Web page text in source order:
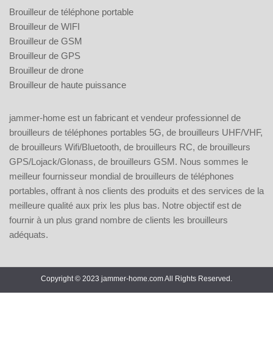
Brouilleur de téléphone portable
Brouilleur de WIFI
Brouilleur de GSM
Brouilleur de GPS
Brouilleur de drone
Brouilleur de haute puissance
jammer-home est un fabricant et vendeur professionnel de
brouilleurs de téléphones portables 5G, de brouilleurs UHF/VHF,
de brouilleurs Wifi/Bluetooth, de brouilleurs RC, de brouilleurs
GPS/Lojack/Glonass, de brouilleurs GSM. Nous sommes le
meilleur fournisseur mondial de brouilleurs de téléphones
portables, offrant à nos clients des produits et des services de la
meilleure qualité aux prix les plus bas. Notre objectif est de
fournir à un plus grand nombre de clients les brouilleurs
adéquats.
Copyright © 2023 jammer-home.com All Rights Reserved.